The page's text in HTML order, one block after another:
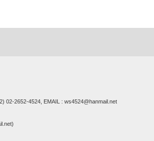
02-2652-4524, EMAIL : ws4524@hanmail.net